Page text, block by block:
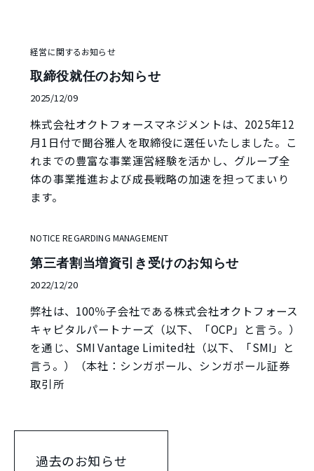
過去のお知らせ
経営に関するお知らせ
取締役就任のお知らせ
2025/12/09
株式会社オクトフォースマネジメントは、2025年12
月1日付で聞谷雅人を取締役に選任いたしました。こ
れまでの豊富な事業運営経験を活かし、グループ全
体の事業推進および成長戦略の加速を担ってまいり
ます。
NOTICE REGARDING MANAGEMENT
第三者割当増資引き受けのお知らせ
2022/12/20
弊社は、100％子会社である株式会社オクトフォース
キャピタルパートナーズ（以下、「OCP」と言う。）
を通じ、SMI Vantage Limited社（以下、「SMI」と
言う。）（本社：シンガポール、シンガポール証券
取引所